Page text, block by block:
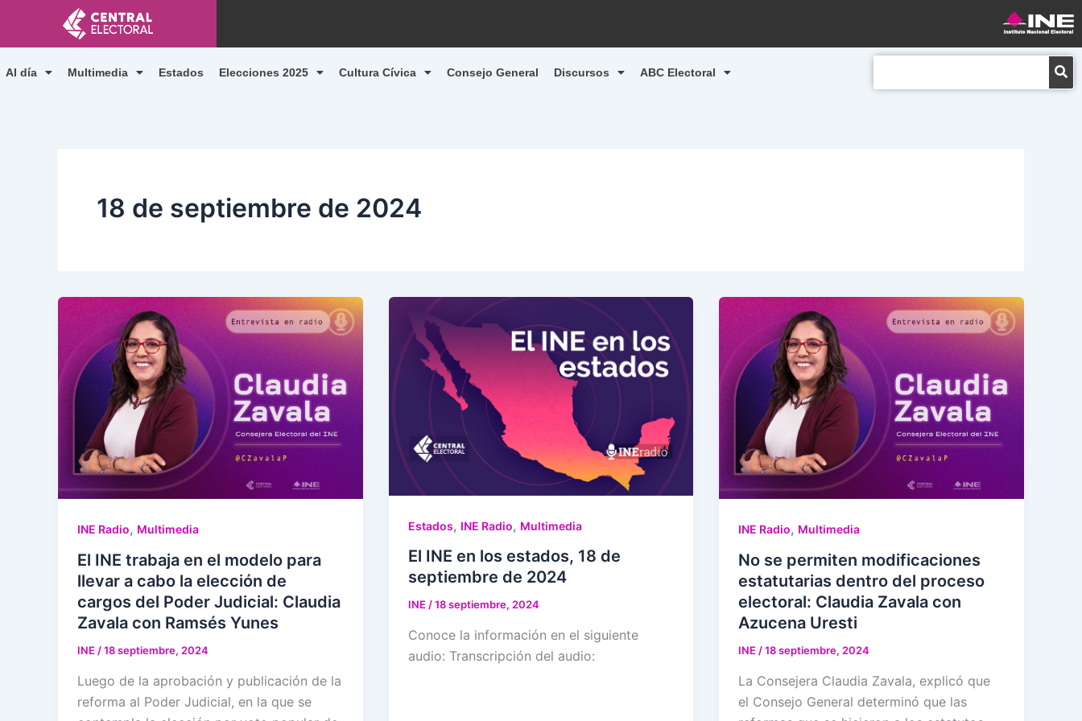
contenido
Al día Multimedia Estados Elecciones 2025 Cultura Cívica Consejo General Discursos ABC Electoral
18 de septiembre de 2024
INE Radio, Multimedia
El INE trabaja en el modelo para
llevar a cabo la elección de
cargos del Poder Judicial: Claudia
Zavala con Ramsés Yunes
INE /18 septiembre, 2024
Luego de la aprobación y publicación de la
reforma al Poder Judicial, en la que se
Estados, INE Radio, Multimedia
El INE en los estados, 18 de
septiembre de 2024
INE/18 septiembre, 2024
Conoce la información en el siguiente
audio: Transcripción del audio:
INE Radio, Multimedia
No se permiten modificaciones
estatutarias dentro del proceso
electoral: Claudia Zavala con
Azucena Uresti
INE /18 septiembre, 2024
La Consejera Claudia Zavala, explicó que
el Consejo General determinó que las